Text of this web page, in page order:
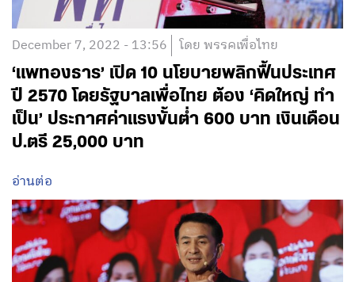
December 7, 2022 - 13:56 โดย พรรคเพื่อไทย
‘แพทองธาร’ เปิด 10 นโยบายพลิกฟื้นประเทศ
ปี 2570 โดยรัฐบาลเพื่อไทย ต้อง ‘คิดใหญ่ ทำ
เป็น’ ประกาศค่าแรงขั้นต่ำ 600 บาท เงินเดือน
ป.ตรี 25,000 บาท
อ่านต่อ